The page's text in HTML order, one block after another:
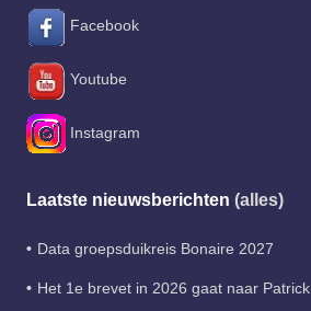
Facebook
Youtube
Instagram
Laatste nieuwsberichten (alles)
Data groepsduikreis Bonaire 2027
Het 1e brevet in 2026 gaat naar Patrick.